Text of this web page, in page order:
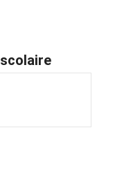
scolaire